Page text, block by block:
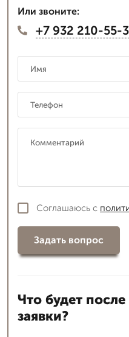
Или звоните:
+7 932 210-55-
Соглашаюсь с
Задать вопрос
Что будет
заявки?